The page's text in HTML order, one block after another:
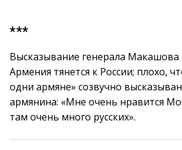
***
Высказывание генерала Макашова
Армения тянется к России; плохо,
одни армяне» созвучно
армянина: «Мне очень нравится
там очень много русских».